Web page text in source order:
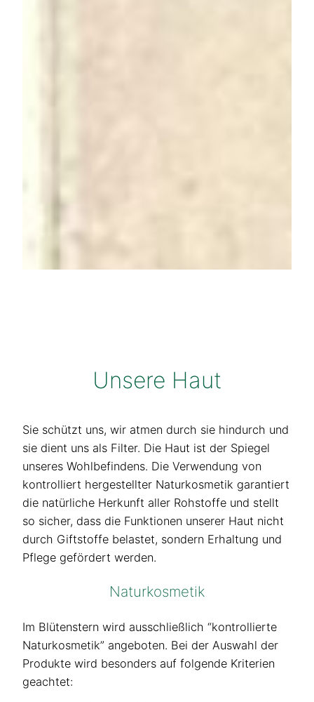
Unsere Haut
Sie schützt uns, wir atmen durch sie hindurch und
sie dient uns als Filter. Die Haut ist der Spiegel
unseres Wohlbefindens. Die Verwendung von
kontrolliert hergestellter Naturkosmetik garantiert
die natürliche Herkunft aller Rohstoffe und stellt
so sicher, dass die Funktionen unserer Haut nicht
durch Giftstoffe belastet, sondern Erhaltung und
Pflege gefördert werden.
Naturkosmetik
Im Blütenstern wird ausschließlich “kontrollierte
Naturkosmetik” angeboten. Bei der Auswahl der
Produkte wird besonders auf folgende Kriterien
geachtet: